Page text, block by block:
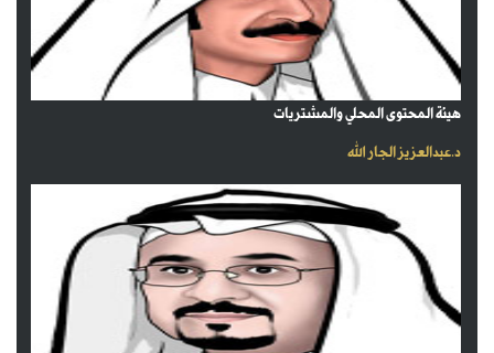
هيئة المحتوى المحلي والمشتريات
د.عبدالعزيز الجار الله